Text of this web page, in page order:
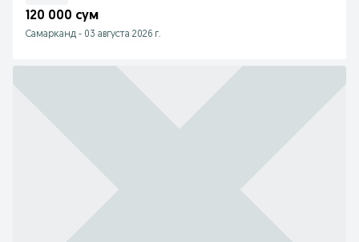
120 000 сум
Самарканд - 03 августа 2026 г.